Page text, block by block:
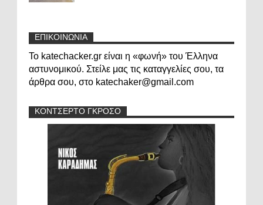
ΕΠΙΚΟΙΝΩΝΙΑ
Το katechacker.gr είναι η «φωνή» του Έλληνα
αστυνομικού. Στείλε μας τις καταγγελίες σου, τα
άρθρα σου, στο katechaker@gmail.com
ΚΟΝΤΣΕΡΤΟ ΓΚΡΟΣΟ